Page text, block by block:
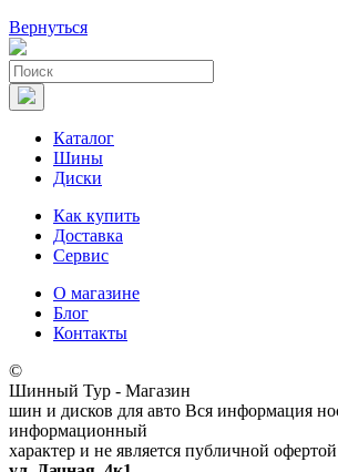
Вернуться
Каталог
Шины
Диски
Как купить
Доставка
Сервис
О магазине
Блог
Контакты
©
Шинный Тур - Магазин
шин и дисков для авто Вся информация
информационный
характер и не является публичной офертой